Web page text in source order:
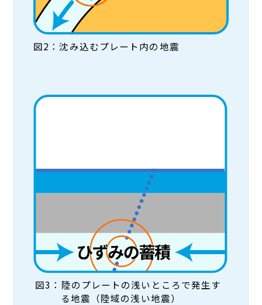
図2：沈み込むプレート内の地震
図3：陸のプレートの浅いところで発生す
る地震（陸域の浅い地震）